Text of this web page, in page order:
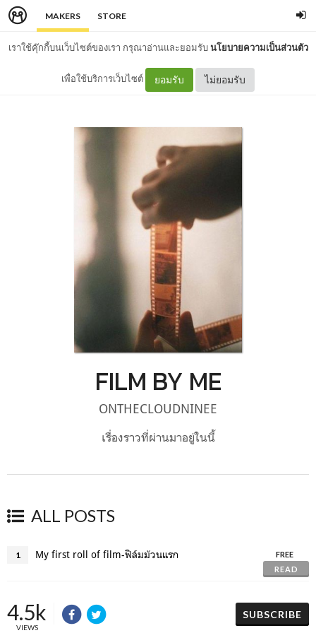
MAKERS STORE
เราใช้คุ๊กกี้บนเว็บไซต์ของเรา กรุณาอ่านและยอมรับนโยบายความเป็นส่วนตัว
เพื่อใช้บริการเว็บไซต์ ยอมรับ ไม่ยอมรับ
FILM BY ME
ONTHECLOUDNINEE
เรื่องราวที่ผ่านมาอยู่ในนี้
ALL POSTS
1 My first roll of film-ฟิล์มม้วนแรก
FREE
READ
4.5k
VIEWS
SUBSCRIBE